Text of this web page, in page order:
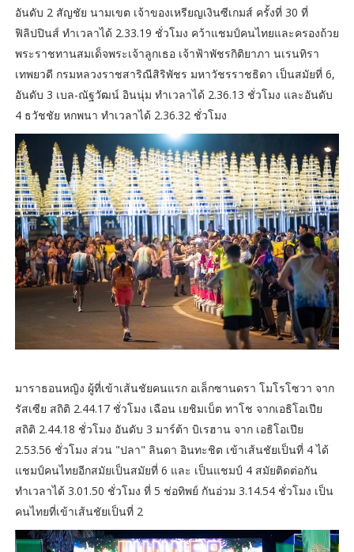
อันดับ 2 สัญชัย นามเขต เจ้าของเหรียญเงินซีเกมส์ ครั้งที่ 30 ที่
ฟิลิปปินส์ ทำเวลาได้ 2.33.19 ชั่วโมง คว้าแชมป์คนไทยและครองถ้วย
พระราชทานสมเด็จพระเจ้าลูกเธอ เจ้าฟ้าพัชรกิติยาภา นเรนทิรา
เทพยวดี กรมหลวงราชสาริณีสิริพัชร มหาวัชรราชธิดา เป็นสมัยที่ 6,
อันดับ 3 เบล-ณัฐวัฒน์ อินนุ่ม ทำเวลาได้ 2.36.13 ชั่วโมง และอันดับ
4 ธวัชชัย หกพนา ทำเวลาได้ 2.36.32 ชั่วโมง
มาราธอนหญิง ผู้ที่เข้าเส้นชัยคนแรก อเล็กซานดรา โมโรโซวา จาก
รัสเซีย สถิติ 2.44.17 ชั่วโมง เฉือน เยชิมเบ็ต ทาโช จากเอธิโอเปีย
สถิติ 2.44.18 ชั่วโมง อันดับ 3 มาร์ต้า บิเรฮาน จาก เอธิโอเปีย
2.53.56 ชั่วโมง ส่วน "ปลา" ลินดา อินทะชิต เข้าเส้นชัยเป็นที่ 4 ได้
แชมป์คนไทยอีกสมัยเป็นสมัยที่ 6 และ เป็นแชมป์ 4 สมัยติดต่อกัน
ทำเวลาได้ 3.01.50 ชั่วโมง ที่ 5 ช่อทิพย์ กันอ่วม 3.14.54 ชั่วโมง เป็น
คนไทยที่เข้าเส้นชัยเป็นที่ 2